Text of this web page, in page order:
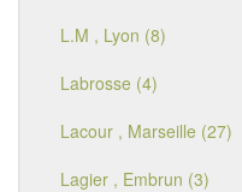
L.M , Lyon (8)
Labrosse (4)
Lacour , Marseille (27)
Lagier , Embrun (3)